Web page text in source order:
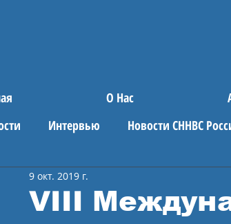
О Нас
Интервью Новости СННВС
VIII
9 окт. 2019 г.